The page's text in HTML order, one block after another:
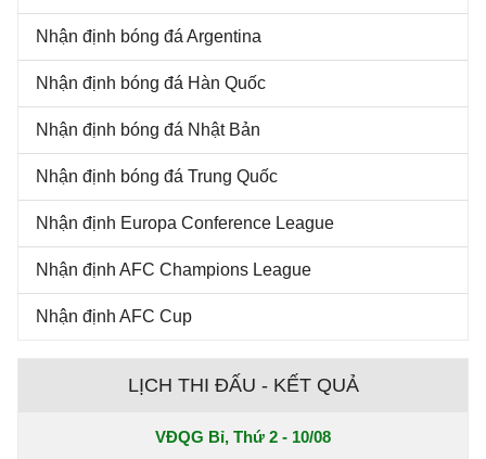
Nhận định bóng đá Argentina
Nhận định bóng đá Hàn Quốc
Nhận định bóng đá Nhật Bản
Nhận định bóng đá Trung Quốc
Nhận định Europa Conference League
Nhận định AFC Champions League
Nhận định AFC Cup
LỊCH THI ĐẤU - KẾT QUẢ
VĐQG Bỉ, Thứ 2 - 10/08